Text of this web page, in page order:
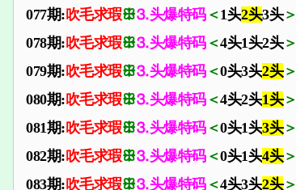
077期:吹毛求瑕ꕥ⒊头爆特码＜1头2头3头＞
078期:吹毛求瑕ꕥ⒊头爆特码＜4头1头2头＞
079期:吹毛求瑕ꕥ⒊头爆特码＜0头3头2头＞
080期:吹毛求瑕ꕥ⒊头爆特码＜4头2头1头＞
081期:吹毛求瑕ꕥ⒊头爆特码＜0头1头3头＞
082期:吹毛求瑕ꕥ⒊头爆特码＜0头1头4头＞
083期:吹毛求瑕ꕥ⒊头爆特码＜4头3头2头＞